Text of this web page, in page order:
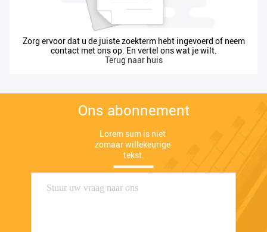
Zorg ervoor dat u de juiste zoekterm hebt ingevoerd of neem
contact met ons op. En vertel ons wat je wilt.
Terug naar huis
Ons abonnement
Lorem sum is niet
zomaar willekeurige
tekst.